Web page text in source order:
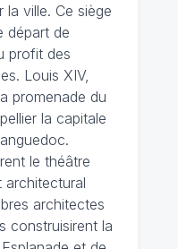
la ville. Ce siège
départ de
profit des
Louis XIV,
promenade du
la capitale
le théâtre
architectes
construisirent la